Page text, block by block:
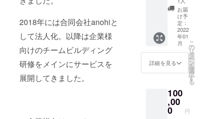
2018年には合同会社anohiと
して法人化。以降は企業様
向けのチームビルディング
研修をメインにサービスを
展開してきました。
材セッ
トもお
届けし
ます！
サービ
スは
2021年
12月開
セラ
ピー
1on1
アート
セラ
ピー
1on1
セッ
ション
／2021
年12月
イン
（Zoom
）開催
開催日
もご報
告いた
しま
す。
ス】 ●
御礼
メール
●ワーク
ショッ
プ単発
受講 ●
アート
セラ
セッ
ション
（60
分）体
お届
け予
定：
2022
年01
月
詳細を見る
こ
の
リ
タ
ー
ン
を
選
択
す
る
100
,00
0 円